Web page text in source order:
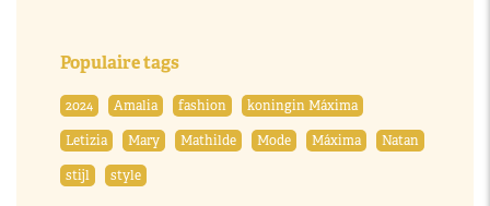
Populaire tags
2024 Amalia fashion
koningin Máxima
Letizia
Mary Mathilde Mode Máxima
Natan
stijl
style